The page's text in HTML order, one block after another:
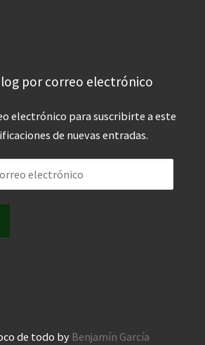
por correo electrónico
electrónico para suscribirte a este
de nuevas entradas.
electrónico
de todo by Benjamín García